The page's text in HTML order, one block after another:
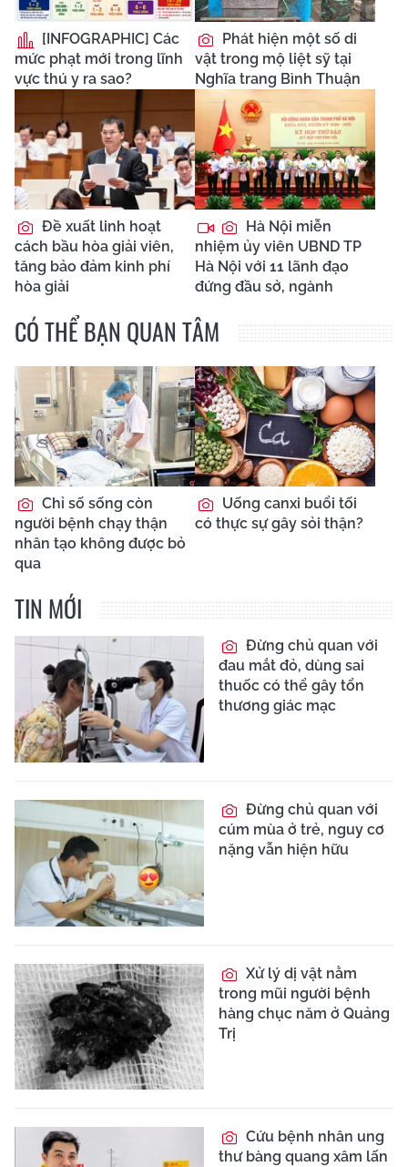
[INFOGRAPHIC] Các
mức phạt mới trong lĩnh
vực thú y ra sao?
Phát hiện một số di
vật trong mộ liệt sỹ tại
Nghĩa trang Bình Thuận
Đề xuất linh hoạt
cách bầu hòa giải viên,
tăng bảo đảm kinh phí
hòa giải
Hà Nội miễn
nhiệm ủy viên UBND TP
Hà Nội với 11 lãnh đạo
đứng đầu sở, ngành
CÓ THỂ BẠN QUAN TÂM
Chỉ số sống còn
người bệnh chạy thận
nhân tạo không được bỏ
qua
Uống canxi buổi tối
có thực sự gây sỏi thận?
TIN MỚI
Đừng chủ quan với
đau mắt đỏ, dùng sai
thuốc có thể gây tổn
thương giác mạc
Đừng chủ quan với
cúm mùa ở trẻ, nguy cơ
nặng vẫn hiện hữu
Xử lý dị vật nằm
trong mũi người bệnh
hàng chục năm ở Quảng
Trị
Cứu bệnh nhân ung
thư bàng quang xâm lấn